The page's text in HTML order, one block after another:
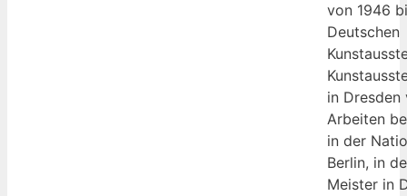
von 1946
Deutschen
in Dresden
Arbeiten
in der
Berlin, in
Meister in